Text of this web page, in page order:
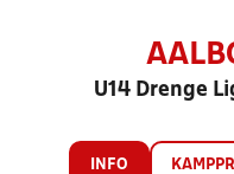
U14 Drenge
INFO